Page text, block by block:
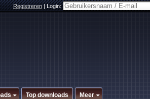
Registreren|Login:
Top downloads Meer